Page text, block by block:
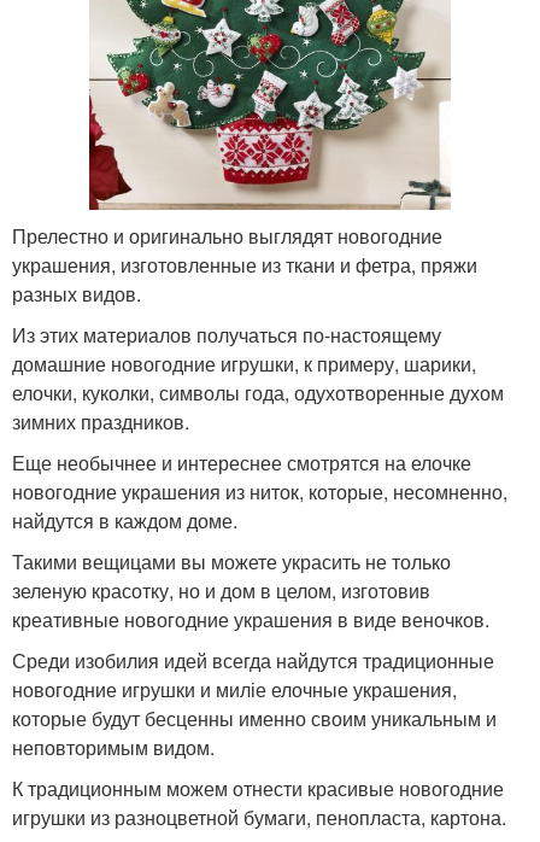
Прелестно и оригинально выглядят новогодние
украшения, изготовленные из ткани и фетра, пряжи
разных видов.
Из этих материалов получаться по-настоящему
домашние новогодние игрушки, к примеру, шарики,
елочки, куколки, символы года, одухотворенные духом
зимних праздников.
Еще необычнее и интереснее смотрятся на елочке
новогодние украшения из ниток, которые, несомненно,
найдутся в каждом доме.
Такими вещицами вы можете украсить не только
зеленую красотку, но и дом в целом, изготовив
креативные новогодние украшения в виде веночков.
Среди изобилия идей всегда найдутся традиционные
новогодние игрушки и миліе елочные украшения,
которые будут бесценны именно своим уникальным и
неповторимым видом.
К традиционным можем отнести красивые новогодние
игрушки из разноцветной бумаги, пенопласта, картона.